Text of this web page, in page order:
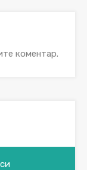
коментар.